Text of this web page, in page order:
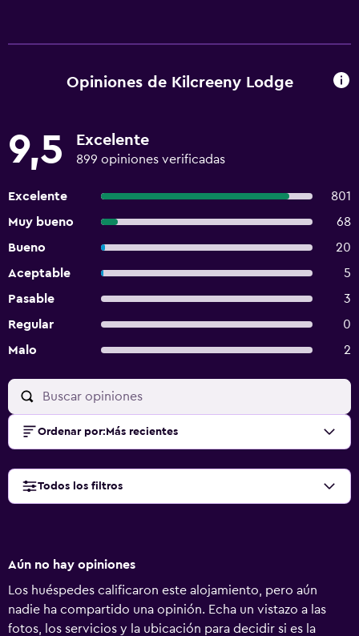
Opiniones de Kilcreeny Lodge
9,5 Excelente
899 opiniones verificadas
Excelente
801
Muy bueno
68
Bueno
20
Aceptable
5
Pasable
3
Regular
0
Malo
2
Ordenar por: Más recientes
Todos los filtros
Aún no hay opiniones
Los huéspedes calificaron este alojamiento, pero aún
nadie ha compartido una opinión. Echa un vistazo a las
fotos, los servicios y la ubicación para decidir si es la